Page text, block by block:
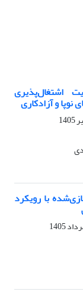
اشتغال‌پذیری
و آزادکاری
با رویکرد